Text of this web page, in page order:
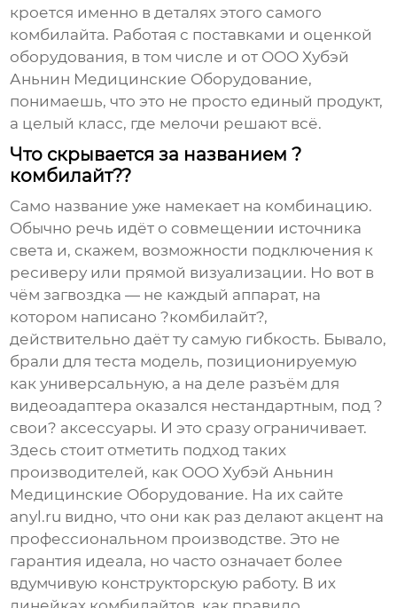
кроется именно в деталях этого самого
комбилайта. Работая с поставками и оценкой
оборудования, в том числе и от ООО Хубэй
Аньнин Медицинские Оборудование,
понимаешь, что это не просто единый продукт,
а целый класс, где мелочи решают всё.
Что скрывается за названием ?
комбилайт??
Само название уже намекает на комбинацию.
Обычно речь идёт о совмещении источника
света и, скажем, возможности подключения к
ресиверу или прямой визуализации. Но вот в
чём загвоздка — не каждый аппарат, на
котором написано ?комбилайт?,
действительно даёт ту самую гибкость. Бывало,
брали для теста модель, позиционируемую
как универсальную, а на деле разъём для
видеоадаптера оказался нестандартным, под ?
свои? аксессуары. И это сразу ограничивает.
Здесь стоит отметить подход таких
производителей, как ООО Хубэй Аньнин
Медицинские Оборудование. На их сайте
anyl.ru видно, что они как раз делают акцент на
профессиональном производстве. Это не
гарантия идеала, но часто означает более
вдумчивую конструкторскую работу. В их